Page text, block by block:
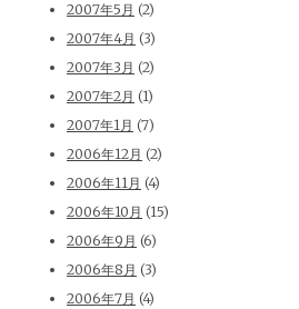
2007年5月 (2)
2007年4月 (3)
2007年3月 (2)
2007年2月 (1)
2007年1月 (7)
2006年12月 (2)
2006年11月 (4)
2006年10月 (15)
2006年9月 (6)
2006年8月 (3)
2006年7月 (4)